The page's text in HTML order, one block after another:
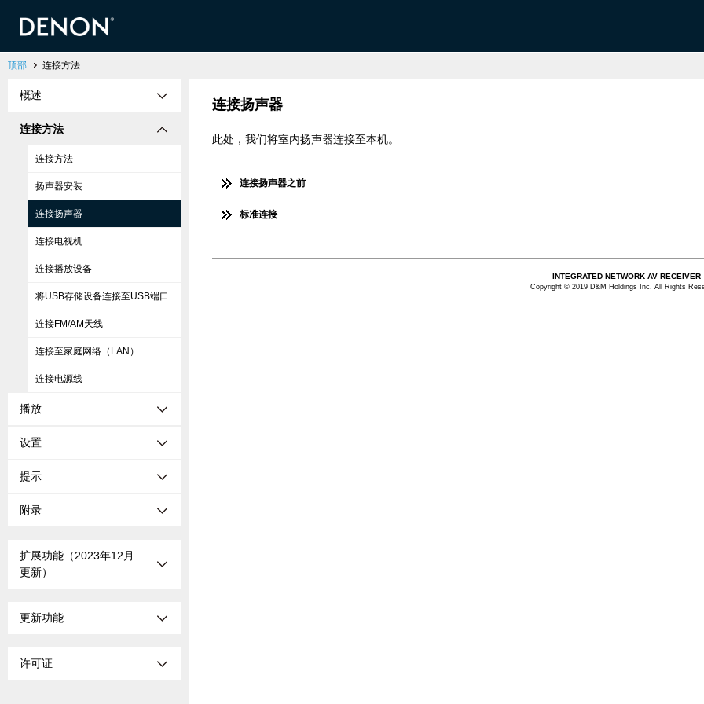
顶部 连接方法
概述
连接方法
连接方法
扬声器安装
连接扬声器
连接电视机
连接播放设备
将USB存储设备连接至USB端口
连接FM/AM天线
连接至家庭网络（LAN）
连接电源线
播放
设置
提示
附录
扩展功能（2023年12月
更新）
更新功能
许可证
连接扬声器
此处，我们将室内扬声器连接至本机。
连接扬声器之前
标准连接
INTEGRATED NETWORK AV RECEIVER
Copyright © 2019 D&M Holdings Inc. All Rights